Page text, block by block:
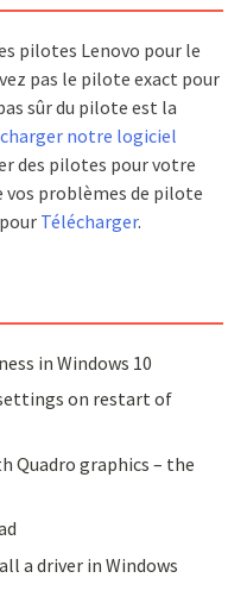
pilotes Lenovo pour le
pas le pilote exact pour
sûr du pilote est la
notre logiciel
des pilotes pour votre
vos problèmes de pilote
Télécharger.
in Windows 10
on restart of
Quadro graphics – the
a driver in Windows